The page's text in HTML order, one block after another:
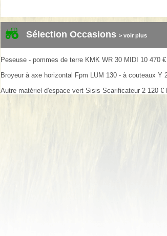
Sélection Occasions > voir plus
Peseuse - pommes de terre KMK WR 30 MIDI 10 470 €
Broyeur à axe horizontal Fpm LUM 130 - à couteaux Y
Autre matériel d'espace vert Sisis Scarificateur 2 120 €